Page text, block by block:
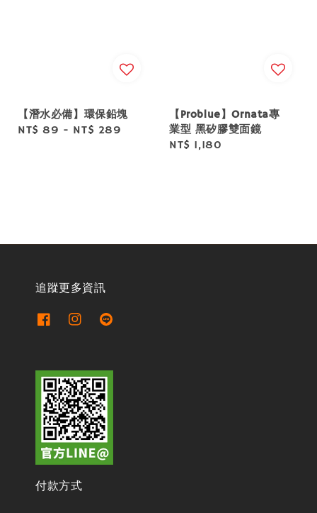
【潛水必備】環保鉛塊
Regular
NT$ 89 - NT$ 289
【Problue】Ornata專
業型 黑矽膠雙面鏡
Regular
NT$ 1,180
追蹤更多資訊
付款方式